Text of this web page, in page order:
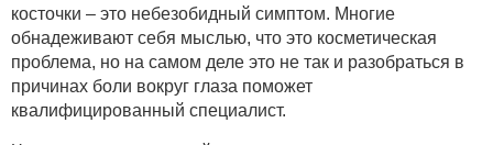
косточки – это небезобидный симптом. Многие
обнадеживают себя мыслью, что это косметическая
проблема, но на самом деле это не так и разобраться в
причинах боли вокруг глаза поможет
квалифицированный специалист.